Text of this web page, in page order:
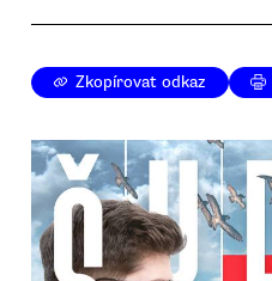
Zkopírovat odkaz